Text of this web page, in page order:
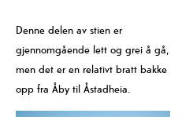
Denne delen av stien er
gjennomgående lett og grei å gå,
men det er en relativt bratt bakke
opp fra Åby til Åstadheia.